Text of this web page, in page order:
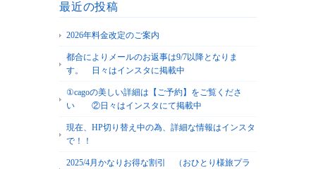
最近の投稿
2026年料金改定のご案内
都合によりメールのお返事は9/7以降となりま
す。 日々はインスタに掲載中
①cagoの美しい詳細は【ご予約】をご覧くださ
い ②日々はインスタにて掲載中
現在、HP切り替え中の為、詳細な情報はインスタ
で！！
2025/4月かなりお得な割引 （おひとり様旅プラ